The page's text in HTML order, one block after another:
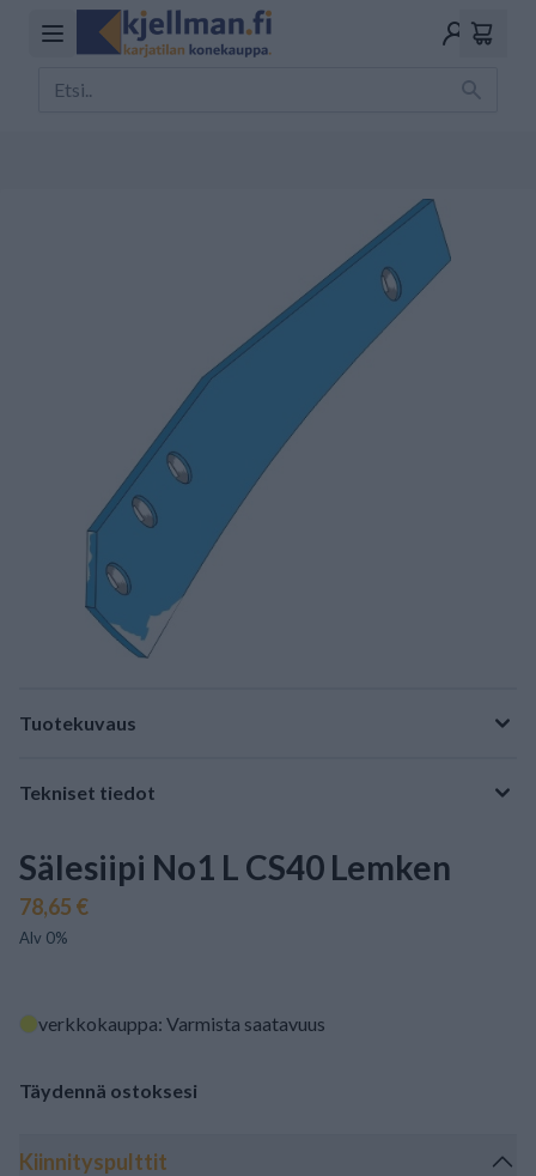
Tuotekuvaus
Tekniset tiedot
Sälesiipi No1 L CS40 Lemken
78,65 €
Alv 0%
verkkokauppa: Varmista saatavuus
Täydennä ostoksesi
Kiinnityspulttit